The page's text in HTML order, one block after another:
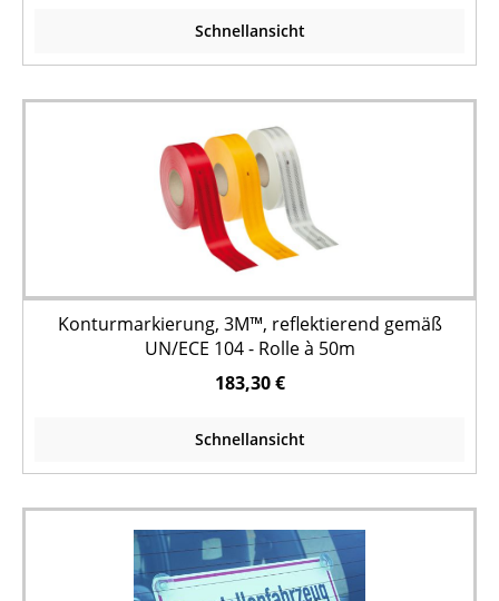
Schnellansicht
Konturmarkierung, 3M™, reflektierend gemäß
UN/ECE 104 - Rolle à 50m
183,30 €
Schnellansicht